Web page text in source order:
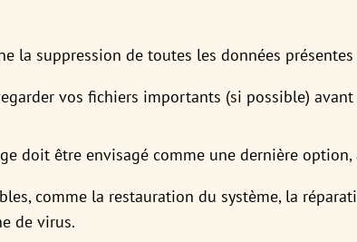
la suppression de toutes les données
vos fichiers importants (si possible)
doit être envisagé comme une dernière option,
comme la restauration du système, la
de virus.